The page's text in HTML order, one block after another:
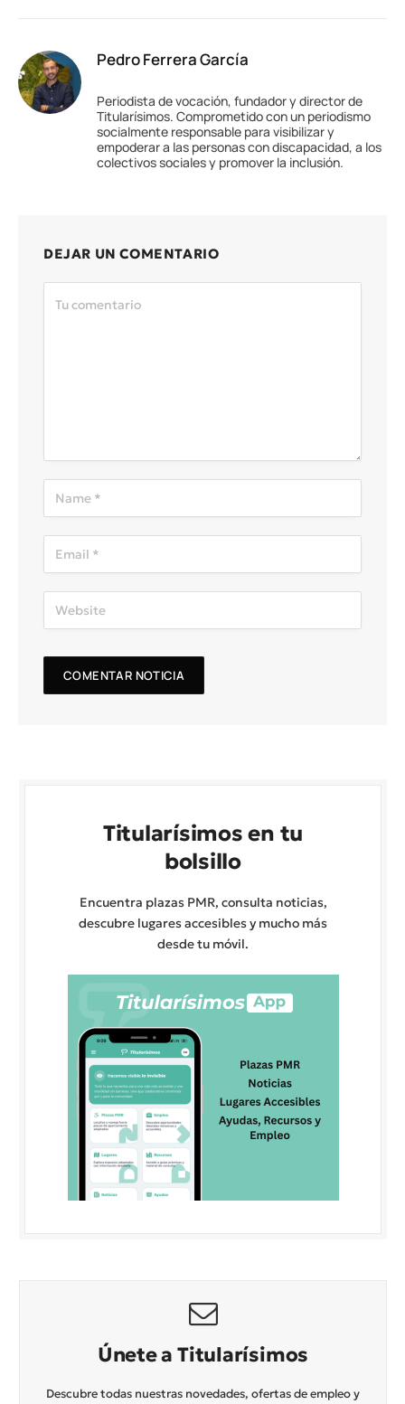
Pedro Ferrera García
Periodista de vocación, fundador y director de
Titularísimos. Comprometido con un periodismo
socialmente responsable para visibilizar y
empoderar a las personas con discapacidad, a los
colectivos sociales y promover la inclusión.
DEJAR UN COMENTARIO
Titularísimos en tu
bolsillo
Encuentra plazas PMR, consulta noticias,
descubre lugares accesibles y mucho más
desde tu móvil.
Únete a Titularísimos
Descubre todas nuestras novedades, ofertas de empleo y